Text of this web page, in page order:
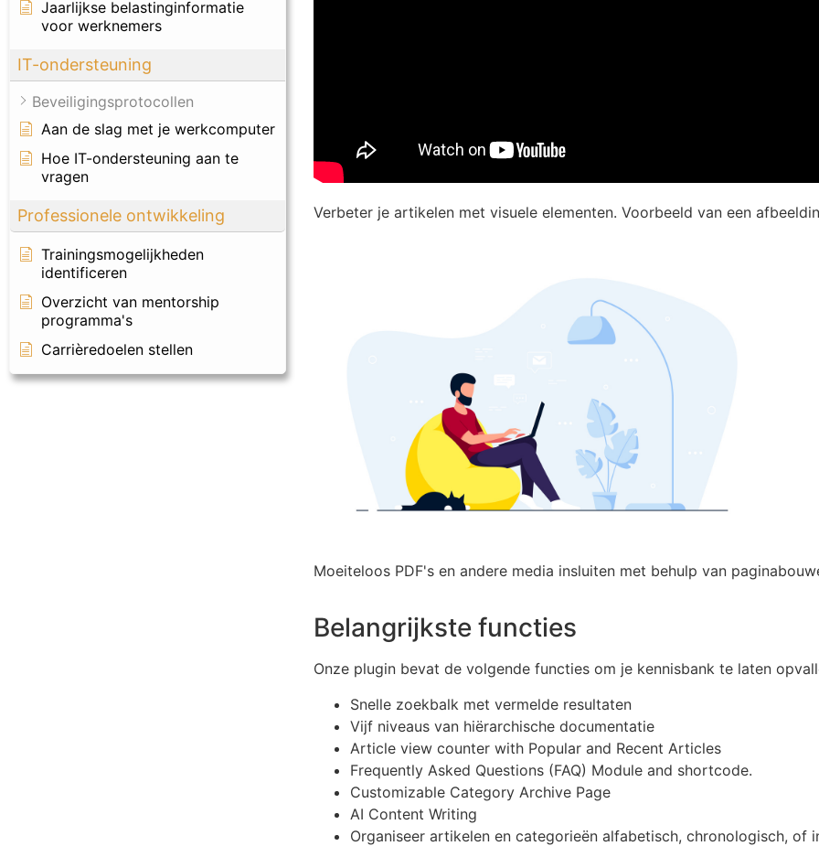
Jaarlijkse belastinginformatie
voor werknemers
IT-ondersteuning
Beveiligingsprotocollen
Aan de slag met je werkcomputer
Hoe IT-ondersteuning aan te
vragen
Professionele ontwikkeling
Trainingsmogelijkheden
identificeren
Overzicht van mentorship
programma's
Carrièredoelen stellen
Verbeter je artikelen met visuele elementen. Voorbeeld van een
Moeiteloos PDF's en andere media insluiten met behulp van
Belangrijkste functies
Onze plugin bevat de volgende functies om je kennisbank te laten
Snelle zoekbalk met vermelde resultaten
Vijf niveaus van hiërarchische documentatie
Article view counter with Popular and Recent Articles
Frequently Asked Questions (FAQ) Module and shortcode.
Customizable Category Archive Page
AI Content Writing
Organiseer artikelen en categorieën alfabetisch, chronologisch, of